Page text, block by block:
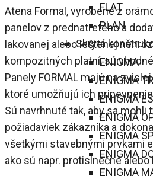
FLAT
PLAN
Skrytá
ENIGMA
ENIGMA
ENIGMA
ENIGMA
ENIGMA
ENIGMA
ENIGMA
Atena Formal, vyrobené z
panelov z prednatretého a
lakovanej alebo leštenej
kompozitných platní, sú
Panely FORMAL majú na
ktoré umožňujú ich
Sú navrhnuté tak, aby sa mohli
požiadaviek zákazníka a
všetkými stavebnými prvkami
ako sú napr. protislnečné alebo